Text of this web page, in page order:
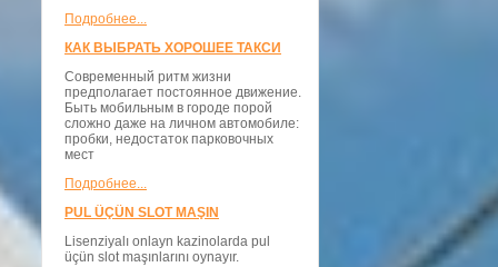
Подробнее...
КАК ВЫБРАТЬ ХОРОШЕЕ ТАКСИ
Современный ритм жизни
предполагает постоянное движение.
Быть мобильным в городе порой
сложно даже на личном автомобиле:
пробки, недостаток парковочных
мест
Подробнее...
PUL ÜÇÜN SLOT MAŞIN
Lisenziyalı onlayn kazinolarda pul
üçün slot maşınlarını oynayır.